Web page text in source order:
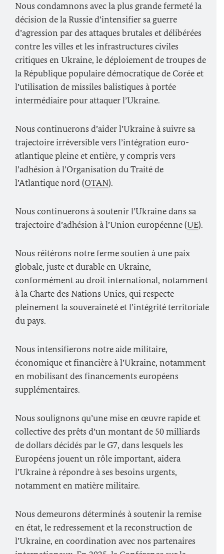
Nous condamnons avec la plus grande fermeté la
décision de la Russie d’intensifier sa guerre
d’agression par des attaques brutales et délibérées
contre les villes et les infrastructures civiles
critiques en Ukraine, le déploiement de troupes de
la République populaire démocratique de Corée et
l’utilisation de missiles balistiques à portée
intermédiaire pour attaquer l’Ukraine.
Nous continuerons d’aider l’Ukraine à suivre sa
trajectoire irréversible vers l’intégration euro-
atlantique pleine et entière, y compris vers
l’adhésion à l’Organisation du Traité de
l’Atlantique nord (OTAN).
Nous continuerons à soutenir l’Ukraine dans sa
trajectoire d’adhésion à l’Union européenne (UE).
Nous réitérons notre ferme soutien à une paix
globale, juste et durable en Ukraine,
conformément au droit international, notamment
à la Charte des Nations Unies, qui respecte
pleinement la souveraineté et l’intégrité territoriale
du pays.
Nous intensifierons notre aide militaire,
économique et financière à l’Ukraine, notamment
en mobilisant des financements européens
supplémentaires.
Nous soulignons qu’une mise en œuvre rapide et
collective des prêts d’un montant de 50 milliards
de dollars décidés par le G7, dans lesquels les
Européens jouent un rôle important, aidera
l’Ukraine à répondre à ses besoins urgents,
notamment en matière militaire.
Nous demeurons déterminés à soutenir la remise
en état, le redressement et la reconstruction de
l’Ukraine, en coordination avec nos partenaires